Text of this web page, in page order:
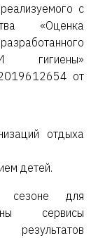
с
«Оценка
гигиены»
от
отдыха
детей.
сезоне для
сервисы